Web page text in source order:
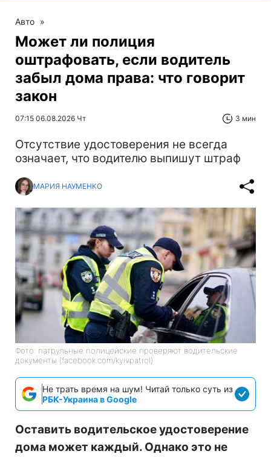
Авто »
Может ли полиция
оштрафовать, если водитель
забыл дома права: что говорит
закон
07:15 06.08.2026 Чт 3 мин
Отсутствие удостоверения не всегда
означает, что водителю выпишут штраф
МАРИЯ НАУМЕНКО
Фото: патрульные полицейские проверяют водительские
документы (facebook.com/kyivpatrol)
Не трать время на шум! Читай только суть из
РБК-Украина в Google
Оставить водительское удостоверение
дома может каждый. Однако это не